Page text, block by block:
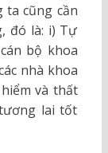
ta cũng cần
đó là: i) Tự
bộ khoa
nhà khoa
và thất
lai tốt